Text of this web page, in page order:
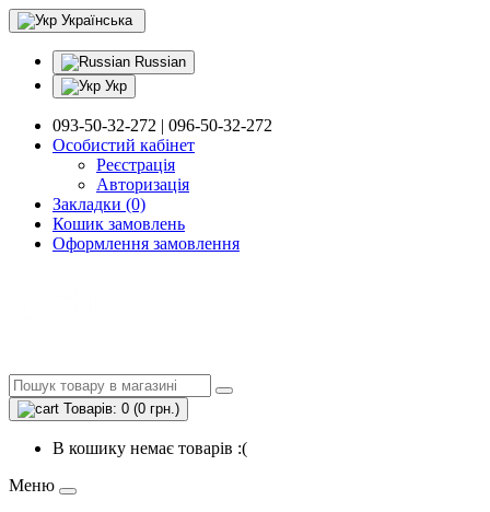
Українська
Russian
Укр
093-50-32-272 | 096-50-32-272
Особистий кабінет
Реєстрація
Авторизація
Закладки (0)
Кошик замовлень
Оформлення замовлення
Товарів: 0 (0 грн.)
В кошику немає товарів :(
Меню